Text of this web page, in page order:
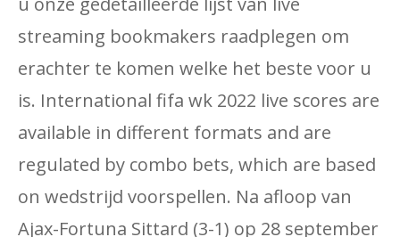
streaming bookmakers raadplegen om
erachter te komen welke het beste voor u
is. International fifa wk 2022 live scores are
available in different formats and are
regulated by combo bets, which are based
on wedstrijd voorspellen. Na afloop van
Ajax-Fortuna Sittard (3-1) op 28 september